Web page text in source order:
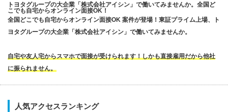
トヨタグループの大企業「株式会社アイシン」で働いてみませんか。全国ど
こでも自宅からオンライン面接OK！
全国どこでも自宅からオンライン面接OK 案件が登場！東証プライム上場、ト
ヨタグループの大企業「株式会社アイシン」で働いてみませんか。
自宅や友人宅からスマホで面接が受けられます！しかも直接雇用だから他社
に振られません。
人気アクセスランキング